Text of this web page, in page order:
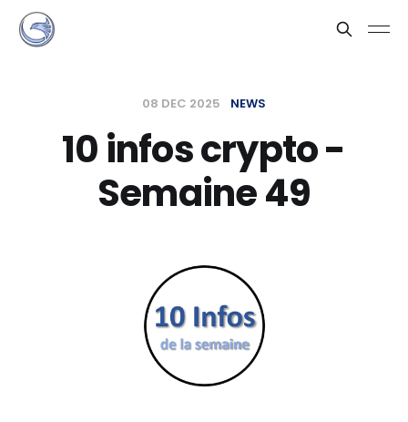
08 DEC 2025 NEWS
10 infos crypto -
Semaine 49